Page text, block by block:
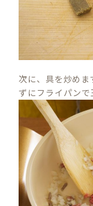
次に、具を炒めま
ずにフライパンで